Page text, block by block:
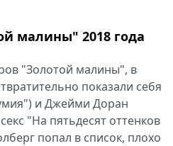
малины" 2018 года
"Золотой малины", в
показали себя
и Джейми Доран
"На пятьдесят оттенков
попал в список, плохо